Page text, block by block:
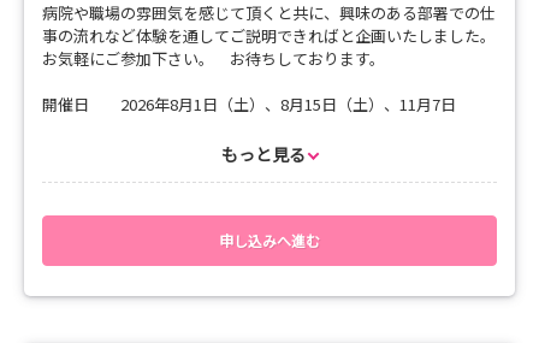
病院や職場の雰囲気を感じて頂くと共に、興味のある部署での仕
事の流れなど体験を通してご説明できればと企画いたしました。
お気軽にご参加下さい。 お待ちしております。
開催日 2026年8月1日（土）、8月15日（土）、11月7日
時間 13：00～15：30 （受付は12：45～ ）
～看護師インターンシップスケジュール～
もっと見る
申し込みへ進む